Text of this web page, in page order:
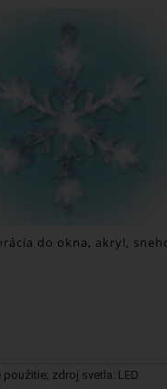
do okna, akryl,
zdroj svetla: LED